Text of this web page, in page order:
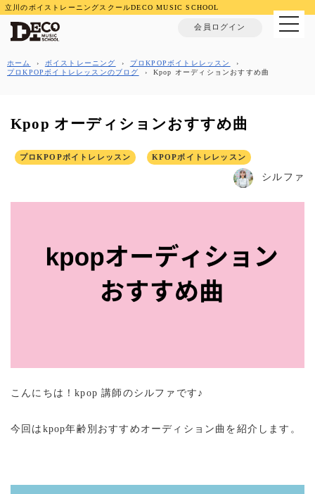
立川のボイストレーニングスクールDECO MUSIC SCHOOL
会員ログイン
MENU
ホーム › ボイストレーニング › プロKPOPボイトレレッスン
›
プロKPOPボイトレレッスンのブログ
› Kpop オーディションおすすめ曲
Kpop オーディションおすすめ曲
プロKPOPボイトレレッスン KPOPボイトレレッスン
シルファ
こんにちは！kpop 講師のシルファです♪
今回はkpop年齢別おすすめオーディション曲を紹介します。